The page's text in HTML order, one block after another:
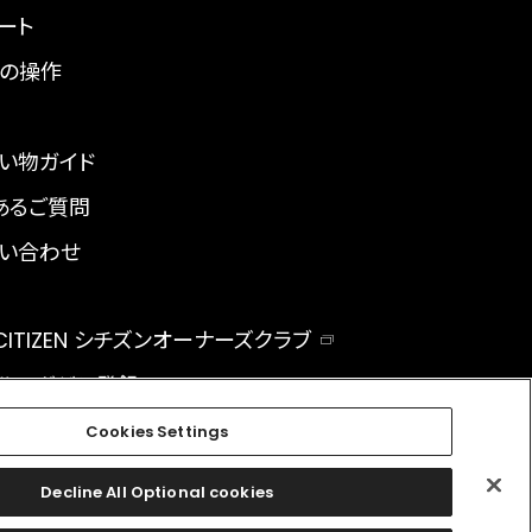
ト
操作
物ガイド
るご質問
合わせ
シチズンオーナーズクラブ
マガジン登録
facebookinstagramtwitter
Cookies Settings
Decline All Optional cookies